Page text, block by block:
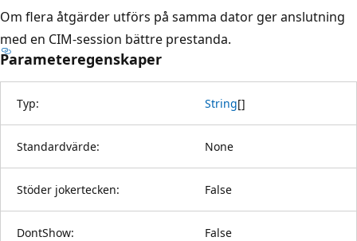
Om flera åtgärder utförs på samma dator ger anslutning
med en CIM-session bättre prestanda.
Parameteregenskaper
Typ: String[]
Standardvärde: None
Stöder jokertecken: False
DontShow: False